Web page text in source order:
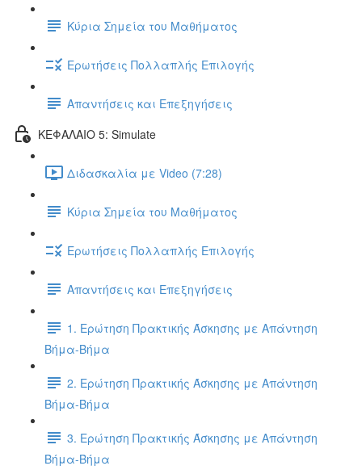
Κύρια Σημεία του Μαθήματος
Ερωτήσεις Πολλαπλής Επιλογής
Απαντήσεις και Επεξηγήσεις
ΚΕΦΑΛΑΙΟ 5: Simulate
Διδασκαλία με Video (7:28)
Κύρια Σημεία του Μαθήματος
Ερωτήσεις Πολλαπλής Επιλογής
Απαντήσεις και Επεξηγήσεις
1. Ερώτηση Πρακτικής Άσκησης με Απάντηση
Βήμα-Βήμα
2. Ερώτηση Πρακτικής Άσκησης με Απάντηση
Βήμα-Βήμα
3. Ερώτηση Πρακτικής Άσκησης με Απάντηση
Βήμα-Βήμα